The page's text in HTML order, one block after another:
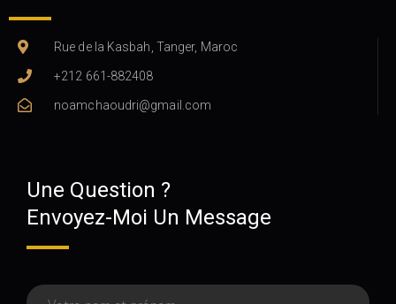
Rue de la Kasbah, Tanger, Maroc
+212 661-882408
noamchaoudri@gmail.com
Une Question ?
Envoyez-Moi Un Message